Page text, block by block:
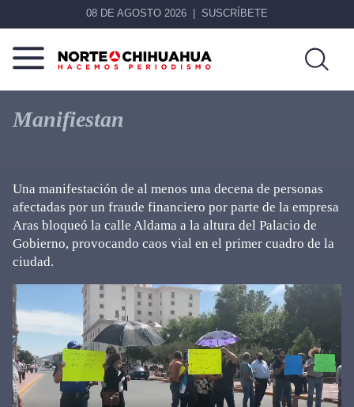
08 DE AGOSTO 2026 SUSCRÍBETE
Norte
De
Chihuahua
Más
que
noticias,
Manifiestan
Una manifestación de al menos una decena de personas
afectadas por un fraude financiero por parte de la empresa
Aras bloqueó la calle Aldama a la altura del Palacio de
Gobierno, provocando caos vial en el primer cuadro de la
ciudad.